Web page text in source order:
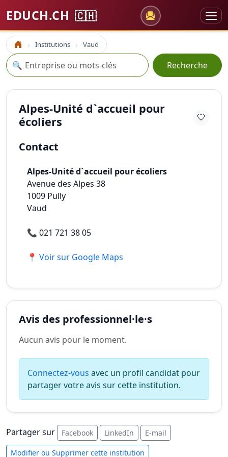
EDUCH.CH 🇨🇭
Accueil Institutions Vaud
Recherche
🔍 Recherche
Alpes-Unité d`accueil pour
écoliers
Contact
Alpes-Unité d`accueil pour écoliers
Avenue des Alpes 38
1009 Pully
Vaud
📞 021 721 38 05
📍 Voir sur Google Maps
Avis des professionnel·le·s
Aucun avis pour le moment.
Connectez-vous avec un profil candidat pour
partager votre avis sur cette institution.
Partager sur Facebook LinkedIn E-mail
Modifier ou Supprimer cette institution